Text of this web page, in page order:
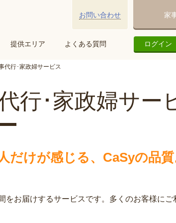
提供エリア よくある質問 ログイン
お問い合わせ 家
代行･家政婦サービス
行･家政婦サー
だけが感じる、CaSyの品質
お届けするサービスです。多くのお客様に